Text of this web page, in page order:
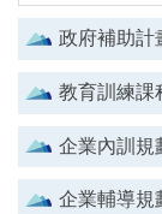
政府補助計
教育訓練課
企業內訓規
企業輔導規